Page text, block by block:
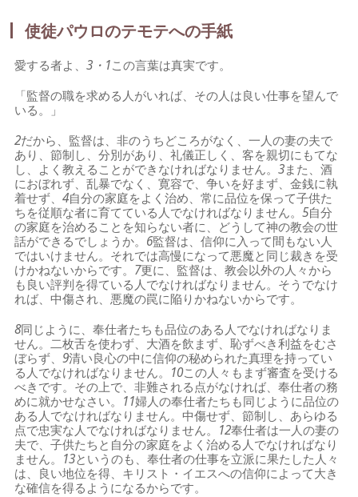
使徒パウロのテモテへの手紙
愛する者よ、3・1この言葉は真実です。
「監督の職を求める人がいれば、その人は良い仕事を望んで
いる。」
2だから、監督は、非のうちどころがなく、一人の妻の夫で
あり、節制し、分別があり、礼儀正しく、客を親切にもてな
し、よく教えることができなければなりません。3また、酒
におぼれず、乱暴でなく、寛容で、争いを好まず、金銭に執
着せず、4自分の家庭をよく治め、常に品位を保って子供た
ちを従順な者に育てている人でなければなりません。5自分
の家庭を治めることを知らない者に、どうして神の教会の世
話ができるでしょうか。 6監督は、信仰に入って間もない人
ではいけません。それでは高慢になって悪魔と同じ裁きを受
けかねないからです。 7更に、監督は、教会以外の人々から
も良い評判を得ている人でなければなりません。そうでなけ
れば、中傷され、悪魔の罠に陥りかねないからです。
8同じように、奉仕者たちも品位のある人でなければなりま
せん。二枚舌を使わず、大酒を飲まず、恥ずべき利益をむさ
ぼらず、9清い良心の中に信仰の秘められた真理を持ってい
る人でなければなりません。 10この人々もまず審査を受ける
べきです。その上で、非難される点がなければ、奉仕者の務
めに就かせなさい。 11婦人の奉仕者たちも同じように品位の
ある人でなければなりません。中傷せず、節制し、あらゆる
点で忠実な人でなければなりません。 12奉仕者は一人の妻の
夫で、子供たちと自分の家庭をよく治める人でなければなり
ません。 13というのも、奉仕者の仕事を立派に果たした人々
は、良い地位を得、キリスト・イエスへの信仰によって大き
な確信を得るようになるからです。